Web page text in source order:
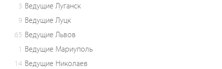
3 Ведущие Луганск
9 Ведущие Луцк
65 Ведущие Львов
1 Ведущие Мариуполь
14 Ведущие Николаев